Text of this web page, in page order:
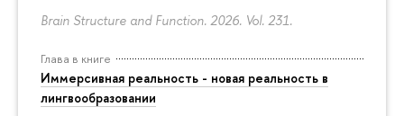
Brain Structure and Function. 2026. Vol. 231.
Глава в книге
Иммерсивная реальность - новая реальность в
лингвообразовании